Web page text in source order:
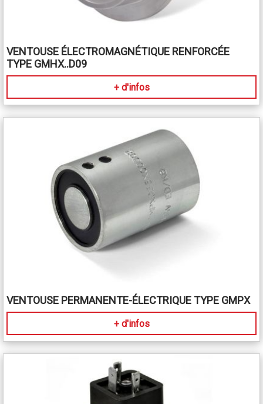
VENTOUSE ÉLECTROMAGNÉTIQUE RENFORCÉE
TYPE GMHX..D09
+ d'infos
VENTOUSE PERMANENTE-ÉLECTRIQUE TYPE GMPX
+ d'infos